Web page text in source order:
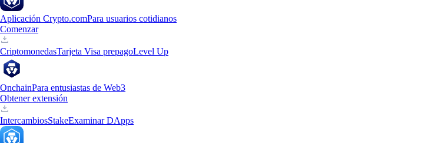
Aplicación Crypto.comPara usuarios cotidianos
Comenzar
CriptomonedasTarjeta Visa prepagoLevel Up
OnchainPara entusiastas de Web3
Obtener extensión
IntercambiosStakeExaminar DApps